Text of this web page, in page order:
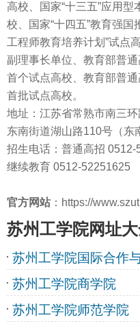
高校、国家“十三五”应用
校、国家“十四五”教育强
工程师教育培养计划”试点
副理事长单位、教育部普
首个试点高校、教育部普
首批试点高校。
地址：江苏省常熟市南三
东南街道湖山路110号（东
招生电话：普通高招 0512-
继续教育 0512-52251625
官方网站 ：https://
苏州工学院网址
苏州工学院国际合作
苏州工学院商学院
苏州工学院师范学院